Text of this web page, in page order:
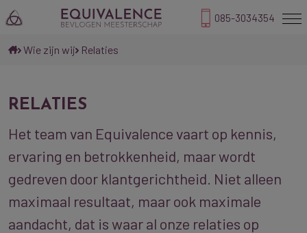
085-3034354
Wie zijn wij Relaties
RELATIES
Het team van Equivalence vaart op kennis,
ervaring en betrokkenheid, maar wordt
gedreven door klantgerichtheid. Niet alleen
maximaal resultaat, maar ook maximale
aandacht, dat is waar al onze relaties op